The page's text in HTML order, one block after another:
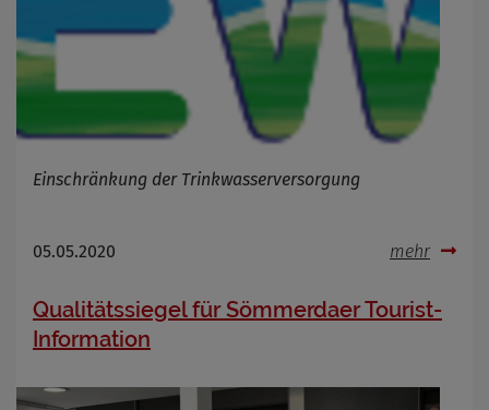
Einschränkung der Trinkwasserversorgung
05.05.2020 mehr
Qualitätssiegel für Sömmerdaer Tourist-
Information